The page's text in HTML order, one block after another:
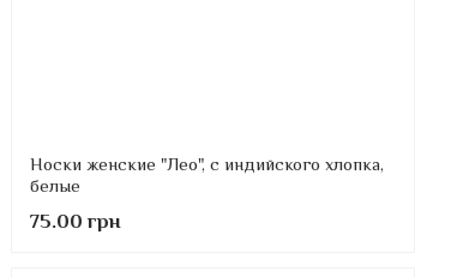
Носки женские "Лео", с индийского хлопка,
белые
75.00 грн